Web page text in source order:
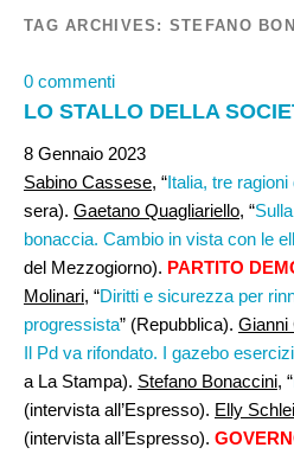
TAG ARCHIVES: STEFANO
0 commenti
LO STALLO DELLA
8 Gennaio 2023
Sabino Cassese, “Italia, tre
sera). Gaetano Quagliariello, “
bonaccia. Cambio in vista con le
del Mezzogiorno). PARTITO
Molinari, “Diritti e sicurezza per
progressista” (Repubblica). Gianni
Il Pd va rifondato. I gazebo
a La Stampa). Stefano Bonaccini, “
(intervista all’Espresso). Elly
(intervista all’Espresso).